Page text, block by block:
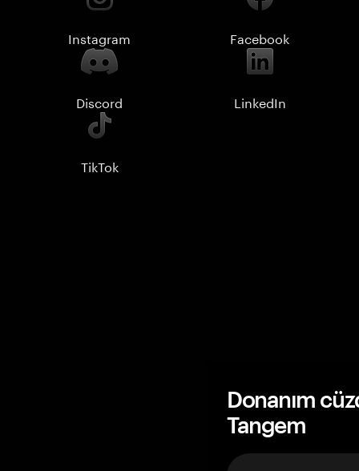
Instagram Facebook
Discord LinkedIn
TikTok
Donanım
Tangem